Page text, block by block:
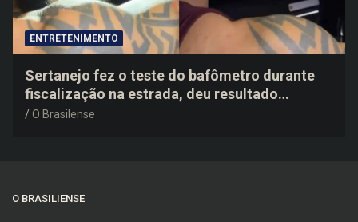
ENTRETENIMENTO
Sertanejo fez o teste do bafômetro durante
fiscalização na estrada, deu resultado
negativo e elogiou o trabalho dos agentes de
O Brasilense
O BRASILIENSE